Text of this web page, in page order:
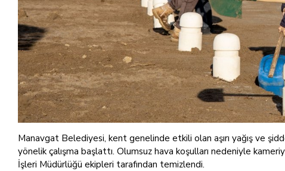
Manavgat Belediyesi, kent genelinde etkili olan aşırı yağış ve
yönelik çalışma başlattı. Olumsuz hava koşulları nedeniyle
İşleri Müdürlüğü ekipleri tarafından temizlendi.